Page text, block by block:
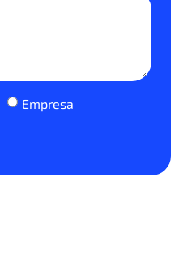
Empresa